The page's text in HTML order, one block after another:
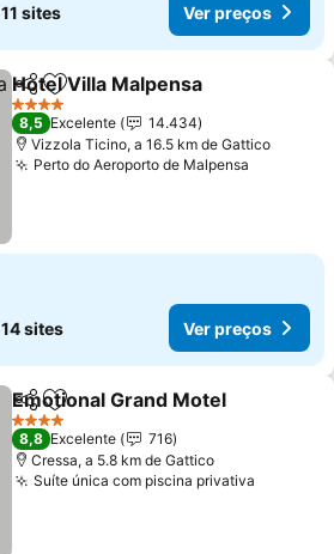
11 sites Ver preços
PartilharAdicionar aos favoritos
Hotel Villa Malpensa
4 Estrelas
8,5 Excelente
14.434
Vizzola Ticino, a 16.5 km de Gattico
Perto do Aeroporto de Malpensa
14 sites Ver preços
PartilharAdicionar aos favoritos
Emotional Grand Motel
4 Estrelas
8,8 Excelente
716
Cressa, a 5.8 km de Gattico
Suíte única com piscina privativa